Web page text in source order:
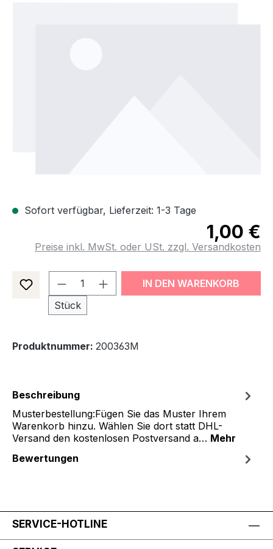
Sofort verfügbar, Lieferzeit: 1-3 Tage
1,00 €
Preise inkl. MwSt. oder USt. zzgl. Versandkosten
Produkt Anzahl: Gib den
Stück
IN DEN WARENKORB
Produktnummer: 200363M
Beschreibung
Musterbestellung:Fügen Sie das Muster Ihrem
Warenkorb hinzu. Wählen Sie dort statt DHL-
Versand den kostenlosen Postversand a… Mehr
Bewertungen
SERVICE-HOTLINE